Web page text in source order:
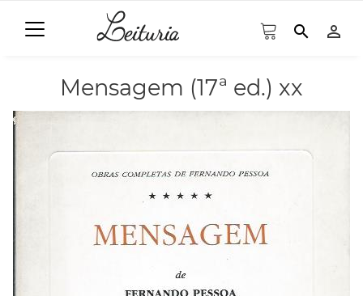
search person_outline
Mensagem (17ª ed.) xx